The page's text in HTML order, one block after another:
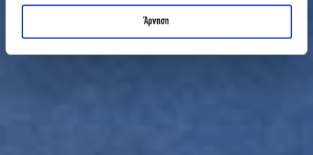
Άρνηση